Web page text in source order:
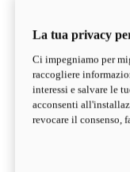
V2
La tua privacy
Ci impegniamo per
raccogliere
interessi e salvare le
acconsenti
revocare il consenso,